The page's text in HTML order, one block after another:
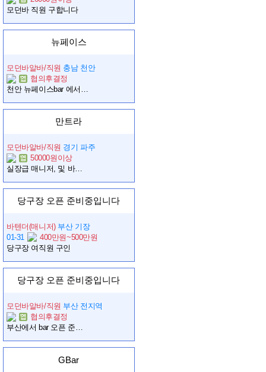
모던바 직원 구합니다
뉴페이스
모던바알바/직원 충남 천안
협의후결정
천안 뉴페이스bar 에서 바텐더 공주님들을 모십니다!!
만트라
모던바알바/직원 경기 파주
50000원이상
실장급 매니저, 및 바텐더 구합니다
당구장 오픈 준비중입니다
바텐더(매니저) 부산 기장
01-31
400만원~500만원
당구장 여직원 구인
당구장 오픈 준비중입니다
모던바알바/직원 부산 전지역
협의후결정
부산에서 bar 오픈 준비중입니다. 사장급 직원과 아르바이트 구합니다
GBar